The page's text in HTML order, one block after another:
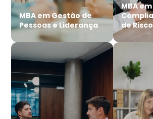
MBA em Gestão de
Pessoas e Liderança
MBA
de